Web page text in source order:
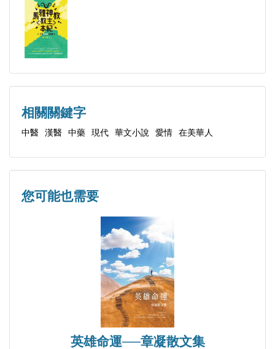
相關關鍵字
中醫 漢醫 中藥 現代 華文小說 愛情 在美華人
您可能也需要
英雄命運──章凝散文集